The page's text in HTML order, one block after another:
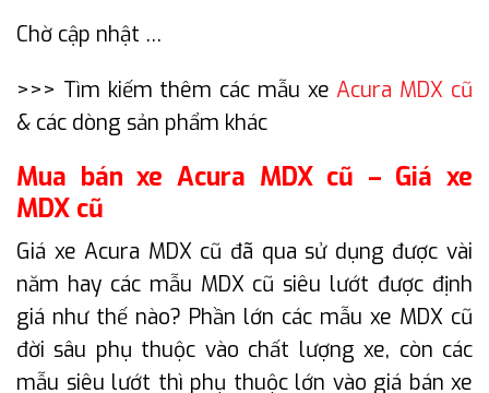
Chờ cập nhật …
>>> Tìm kiếm thêm các mẫu xeAcura MDX cũ
& các dòng sản phẩm khác
Mua bán xe Acura MDX cũ – Giá xe
MDX cũ
Giá xe Acura MDX cũ đã qua sử dụng được vài
năm hay các mẫu MDX cũ siêu lướt được định
giá như thế nào? Phần lớn các mẫu xe MDX cũ
đời sâu phụ thuộc vào chất lượng xe, còn các
mẫu siêu lướt thì phụ thuộc lớn vào giá bán xe